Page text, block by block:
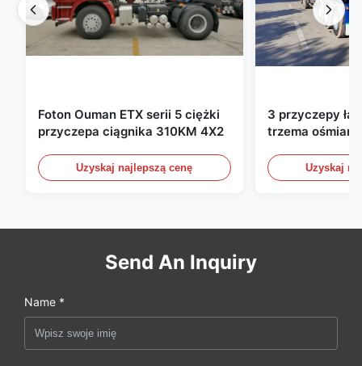
Foton Ouman ETX serii 5 ciężki
przyczepa ciągnika 310KM 4X2
Uzyskaj najlepszą cenę
3 przyczepy
trzema
bocznymiUzyskaj
Send An Inquiry
Name *